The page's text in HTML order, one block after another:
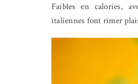
Faibles en calories,
italiennes font rimer